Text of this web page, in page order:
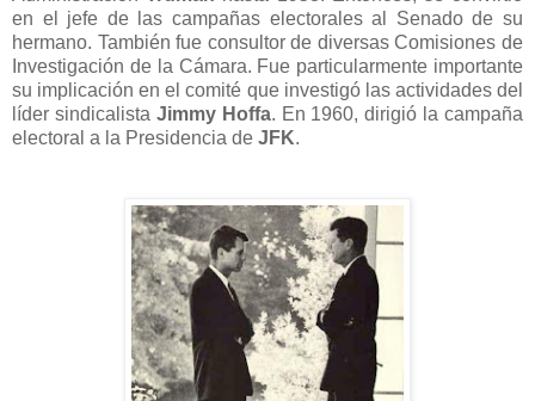
en el jefe de las campañas electorales al Senado de su
hermano. También fue consultor de diversas Comisiones de
Investigación de la Cámara. Fue particularmente importante
su implicación en el comité que investigó las actividades del
líder sindicalista Jimmy Hoffa. En 1960, dirigió la campaña
electoral a la Presidencia de JFK.